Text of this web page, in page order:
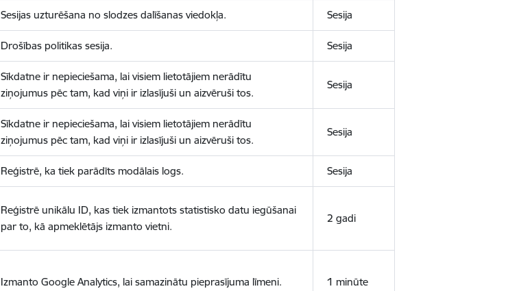
Sesijas uzturēšana no slodzes dalīšanas viedokļa. Sesija
Drošības politikas sesija. Sesija
Sīkdatne ir nepieciešama, lai visiem lietotājiem nerādītu
ziņojumus pēc tam, kad viņi ir izlasījuši un aizvēruši tos.
Sesija
Sīkdatne ir nepieciešama, lai visiem lietotājiem nerādītu
ziņojumus pēc tam, kad viņi ir izlasījuši un aizvēruši tos.
Sesija
Reģistrē, ka tiek parādīts modālais logs. Sesija
Reģistrē unikālu ID, kas tiek izmantots statistisko datu iegūšanai
par to, kā apmeklētājs izmanto vietni.
2 gadi
Izmanto Google Analytics, lai samazinātu pieprasījuma līmeni. 1 minūte